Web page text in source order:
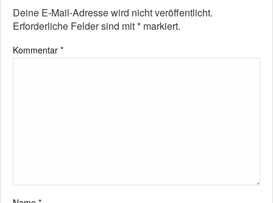
Deine E-Mail-Adresse wird nicht veröffentlicht.
Erforderliche Felder sind mit* markiert.
Kommentar *